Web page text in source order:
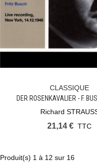
Ajouter Au Panier
CLASSIQUE
DER ROSENKAVALIER - F.
Richard
21,14 € TTC
Produit(s) 1 à 12 sur 16